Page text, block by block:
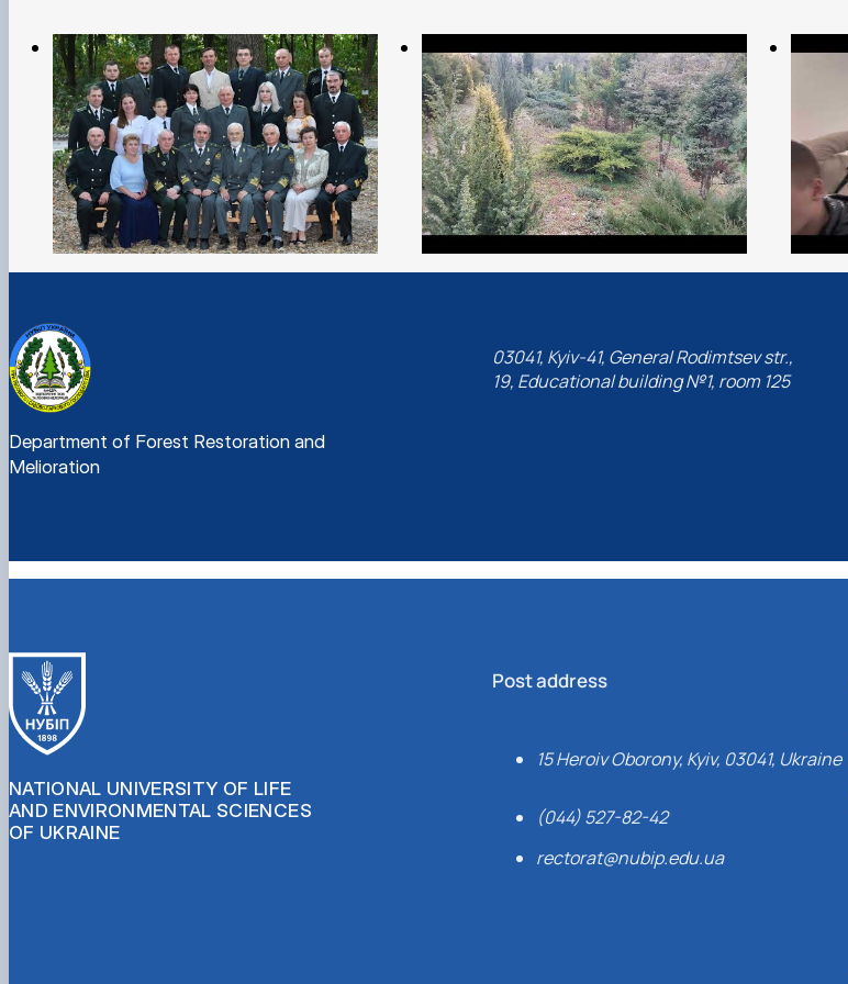
Department of Forest Restoration and
Melioration
03041, Kyiv-41, General Rodimtsev str.,
19, Educational building №1, room 125
NATIONAL UNIVERSITY OF LIFE
AND ENVIRONMENTAL SCIENCES
OF UKRAINE
Post address
15 Heroiv Oborony, Kyiv, 03041, Ukraine
(044) 527-82-42
rectorat@nubip.edu.ua